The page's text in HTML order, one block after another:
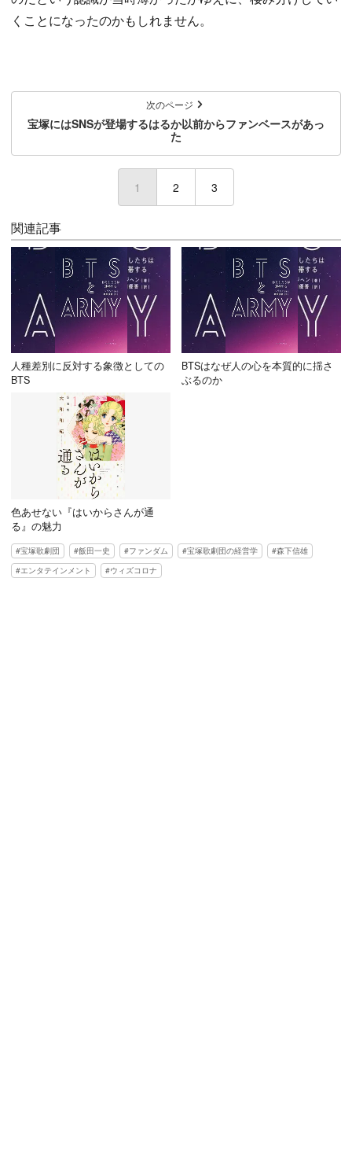
くことになったのかもしれません。
次のページ
宝塚にはSNSが登場するはるか以前からファンベースがあっ
た
1 (current)
2 3
関連記事
人種差別に反対する象徴としての
BTS
BTSはなぜ人の心を本質的に揺さ
ぶるのか
色あせない『はいからさんが通
る』の魅力
宝塚歌劇団 飯田一史 ファンダム 宝塚歌劇団の経営学
森下信雄
エンタテインメント
ウィズコロナ